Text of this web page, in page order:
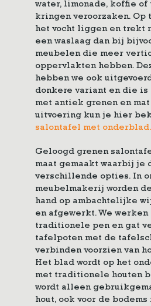
water, limonade, koffie of
kringen veroorzaken.
het vocht liggen en trekt
een waslaag dan bij
meubelen die meer
oppervlakten hebben.
hebben we ook
donkere variant en die is
met antiek grenen en
uitvoering kun je hier
salontafel met onderblad.
Geloogd grenen
maat gemaakt waarbij je
verschillende opties. In
meubelmakerij worden
hand op ambachtelijke
en afgewerkt. We werken
traditionele pen en gat
tafelpoten met de
verbinden voorzien van
Het blad wordt op het
met traditionele houten
wordt alleen
hout, ook voor de